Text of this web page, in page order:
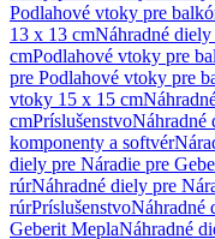
Podlahové vtoky pre
13 x 13 cmNáhradné
cmPodlahové vtoky pre
pre Podlahové vtoky pre
vtoky 15 x 15 cm
cmPríslušenstvoNáhradné
komponenty a softvér
diely pre Náradie pre
rúrNáhradné diely pre
rúrPríslušenstvoNáhradné
Geberit MeplaNáhradné